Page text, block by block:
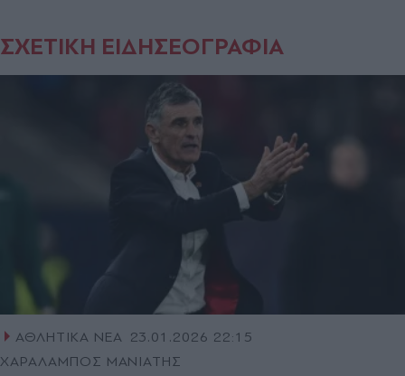
ΣΧΕΤΙΚΗ ΕΙΔΗΣΕΟΓΡΑΦΙΑ
ΑΘΛΗΤΙΚΑ ΝΕΑ
23.01.2026 22:15
ΧΑΡΑΛΑΜΠΟΣ ΜΑΝΙΑΤΗΣ